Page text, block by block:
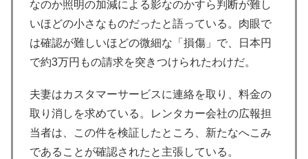
なのか照明の加減による影なのかすら判断が難し
いほどの小さなものだったと語っている。肉眼で
は確認が難しいほどの微細な「損傷」で、日本円
で約3万円もの請求を突きつけられたわけだ。
夫妻はカスタマーサービスに連絡を取り、料金の
取り消しを求めている。レンタカー会社の広報担
当者は、この件を検証したところ、新たなへこみ
であることが確認されたと主張している。